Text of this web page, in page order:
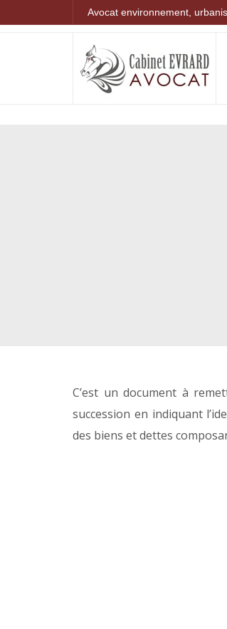
Avocat environnement,
C’est un document à
succession en indiquant
des biens et dettes